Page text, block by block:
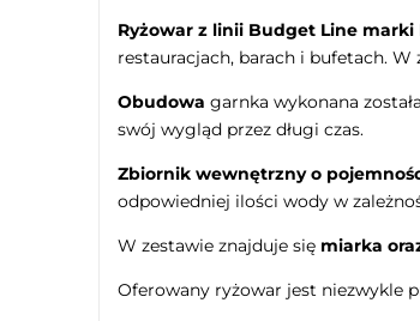
Ryżowar z linii Budget Line marki
restauracjach, barach i bufetach. W
Obudowa garnka wykonana
swój wygląd przez długi czas.
Zbiornik wewnętrzny o
odpowiedniej ilości wody w
W zestawie znajduje się miarka
Oferowany ryżowar jest niezwykle